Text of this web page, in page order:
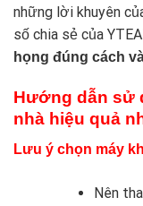
những lời khuyên
số chia sẻ của
họng đúng cách
Hướng dẫn sử
nhà hiệu quả
Lưu ý chọn máy
Nên